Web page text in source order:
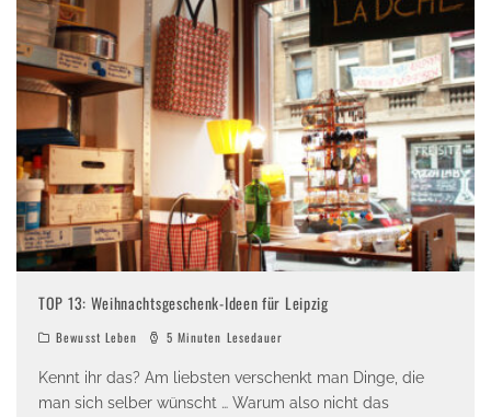
TOP 13: Weihnachtsgeschenk-Ideen für Leipzig
Bewusst Leben 5 Minuten Lesedauer
Kennt ihr das? Am liebsten verschenkt man Dinge, die
man sich selber wünscht … Warum also nicht das